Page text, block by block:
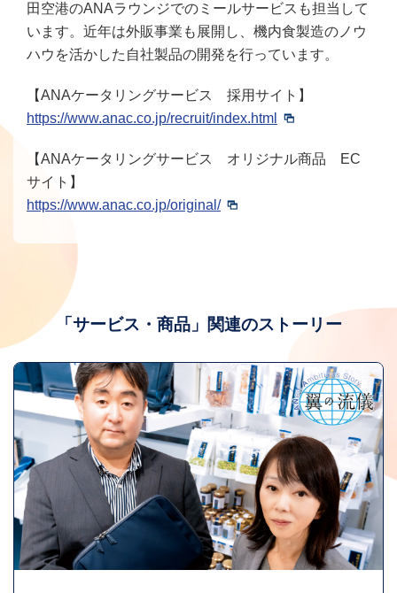
田空港のANAラウンジでのミールサービスも担当して
います。近年は外販事業も展開し、機内食製造のノウ
ハウを活かした自社製品の開発を行っています。
【ANAケータリングサービス 採用サイト】
https://www.anac.co.jp/recruit/index.html
【ANAケータリングサービス オリジナル商品 EC
サイト】
https://www.anac.co.jp/original/
「サービス・商品」関連のストーリー